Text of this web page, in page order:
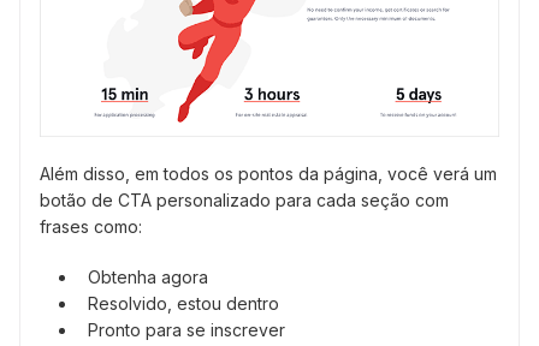
Além disso, em todos os pontos da página, você verá um
botão de CTA personalizado para cada seção com
frases como:
Obtenha agora
Resolvido, estou dentro
Pronto para se inscrever